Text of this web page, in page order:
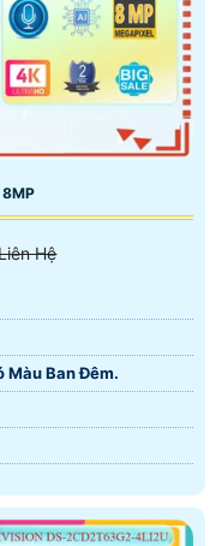
Hệ
Màu Ban Ðêm.